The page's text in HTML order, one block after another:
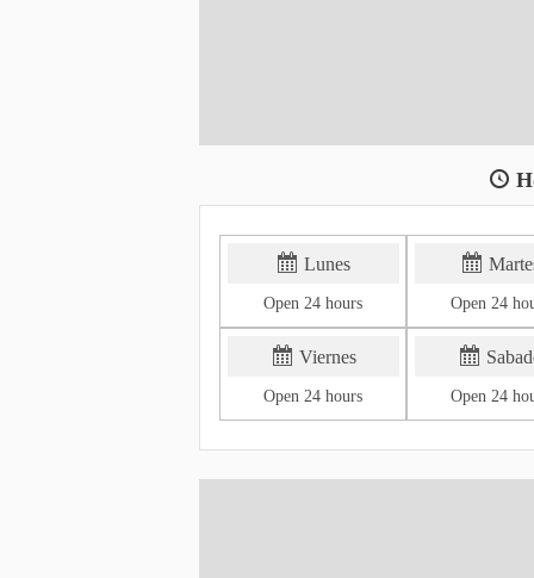
Lunes
Open 24 hours Open 24
Viernes
Open 24 hours Open 24